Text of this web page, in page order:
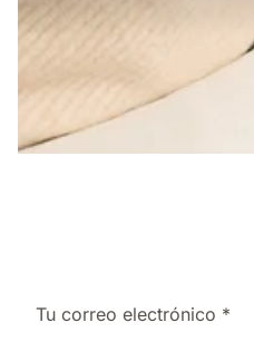
Tu correo electrónico *